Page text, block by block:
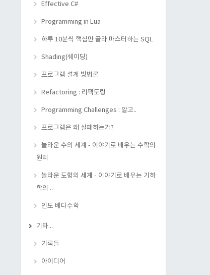
Effective C#
Programming in Lua
하루 10분씩 핵심만 골라 마스터하는 SQL
Shading(쉐이딩)
프로그램 설계 방법론
Refactoring : 리팩토링
Programming Challenges : 알고..
프로그램은 왜 실패하는가?
놀라운 수의 세계 - 이야기로 배우는 수학의
원리
놀라운 도형의 세계 - 이야기로 배우는 기하
학의 ..
인도 베다수학
기타...
기록들
아이디어